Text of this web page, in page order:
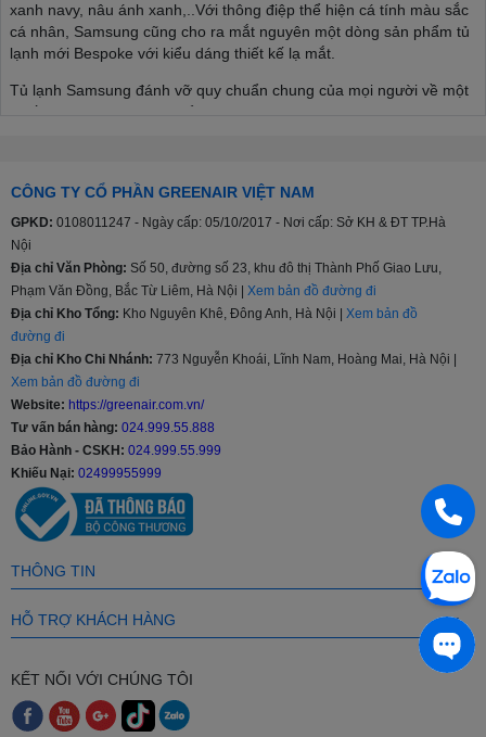
xanh navy, nâu ánh xanh,..Với thông điệp thể hiện cá tính màu sắc
cá nhân, Samsung cũng cho ra mắt nguyên một dòng sản phẩm tủ
lạnh mới Bespoke với kiểu dáng thiết kế lạ mắt.
Tủ lạnh Samsung đánh vỡ quy chuẩn chung của mọi người về một
chiếc tủ lạnh, thoải mái thể hiện phong cách cá nhân, phù hợp với
Tủ lạnh Samsung sản xuất với nhiều kích thước khác nhau 208l,
236l, 360l, 380l, 488l…cho đến 648l và 655 lít giúp người tiêu dùng
thoải mái lựa chọn sản phẩm phù hợp với nhu cầu, tiếp xúc với
lượng lớn khách hàng hơn, từ phân khúc tầm trung, trung - cao
cấp hay cao cấp.
Chế độ bảo hành
Thời gian bảo hành của tủ lạnh Samsung chính hãng là 2 năm và
20 năm với máy nén, bảo hành tại nhà.
Các công nghệ nổi bật ở Tủ lạnh Samsung
Công nghệ làm lạnh vòm All-around Cooling
Diệt khuẩn, khử mùi lọc không khí bằng than hoạt tính
Tiết kiệm điện, chạy êm ái Digital Inverter
Green Air tự hào là nhà phân phối trực tiếp sản phẩm từ các nhãn
hàng nổi tiếng sau đây: Panasonic, Toshiba, Samsung, LG, Hitachi,
Sharp,...
Luôn cung cấp sản phẩm chính hãng được nhập trực tiếp từ
CÔNG TY CỔ PHẦN GREENAIR VIỆT NAM
GPKD: 0108011247 - Ngày cấp: 05/10/2017 - Nơi cấp: Sở KH & ĐT TP.Hà
Nội
Địa chỉ Văn Phòng: Số 50, đường số 23, khu đô thị Thành Phố Giao Lưu,
Phạm Văn Đồng, Bắc Từ Liêm, Hà Nội | Xem bản đồ đường đi
Địa chỉ Kho Tổng: Kho Nguyên Khê, Đông Anh, Hà Nội | Xem bản đồ
đường đi
Địa chỉ Kho Chi Nhánh: 773 Nguyễn Khoái, Lĩnh Nam, Hoàng Mai, Hà Nội |
Xem bản đồ đường đi
Website: https://greenair.com.vn/
Tư vấn bán hàng: 024.999.55.888
Bảo Hành - CSKH: 024.999.55.999
Khiếu Nại: 02499955999
THÔNG TIN
HỖ TRỢ KHÁCH HÀNG
KẾT NỐI VỚI CHÚNG TÔI